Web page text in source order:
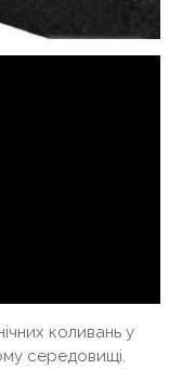
коливань у
середовищі.